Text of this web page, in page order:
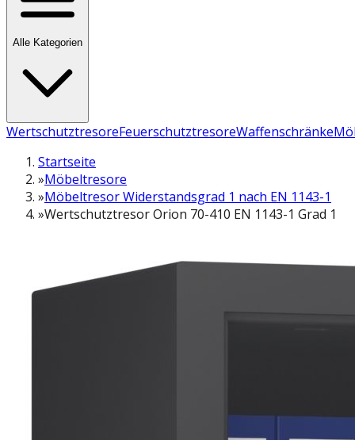
Alle Kategorien
WertschutztresoreFeuerschutztresoreWaffenschränke
Startseite
»Möbeltresore
»Möbeltresor Widerstandsgrad 1 nach EN 1143-1
»Wertschutztresor Orion 70-410 EN 1143-1 Grad 1